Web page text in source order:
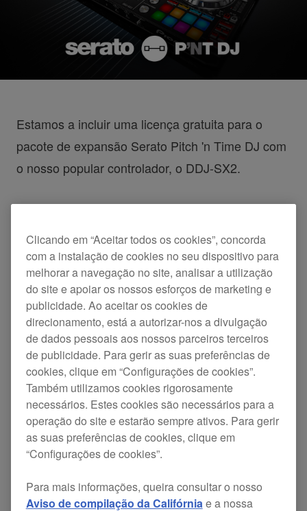
Estamos a incluir uma licença gratuita para o
pacote de expansão Serato Pitch 'n Time DJ com
o nosso popular controlador, o DDJ-SX2.
de time stretching e de key shifting incorporado
no Serato DJ. Permite-lhe mudar e sincronizar as
keys das suas faixas, bem como aumentar ou
diminuir as BPM para tempos extremos. Significa
isto que pode manter a key perfeita enquanto
mistura, corta e realiza o scratching de qualquer
combinação de faixas sem qualquer perda de
qualidade áudio.
A licença Pitch 'n Time DJ é disponibilizada com
qualquer DDJ-SX2 fornecido por nós em junho de
adicionalmente a uma licença para o Serato DJ.
Clicando em “Aceitar todos os cookies”, concorda
com a instalação de cookies no seu dispositivo para
melhorar a navegação no site, analisar a utilização
do site e apoiar os nossos esforços de marketing e
publicidade. Ao aceitar os cookies de
direcionamento, está a autorizar-nos a divulgação
de dados pessoais aos nossos parceiros terceiros
de publicidade. Para gerir as suas preferências de
cookies, clique em “Configurações de cookies”.
Também utilizamos cookies rigorosamente
necessários. Estes cookies são necessários para a
operação do site e estarão sempre ativos. Para gerir
as suas preferências de cookies, clique em
“Configurações de cookies”.
Para mais informações, queira consultar o nosso
Aviso de compilação da Califórniae a nossa